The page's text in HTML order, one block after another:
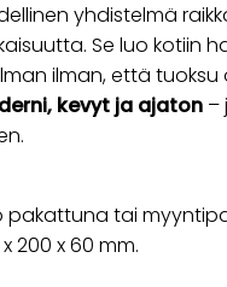
yhdistelmä
Se luo kotiin
ilman, että tuoksu
kevyt ja ajaton –
pakattuna tai
200 x 60 mm.